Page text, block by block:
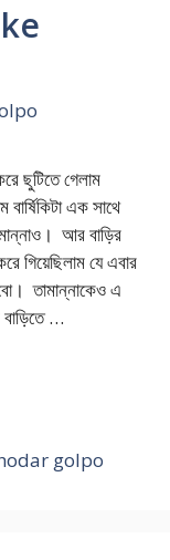
ke
গেলাম
এক সাথে
আর বাড়ির
গিয়েছিলাম যে এবার
তামান্নাকেও এ
বাড়িতে …
golpo